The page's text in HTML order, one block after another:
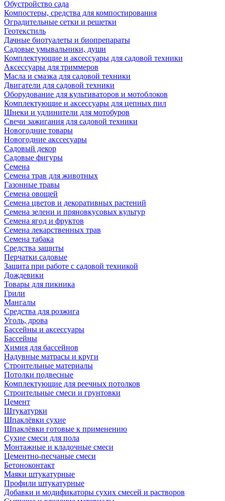
Обустройство сада
Компостеры, средства для компостирования
Оградительные сетки и решетки
Геотекстиль
Дачные биотуалеты и биопрепараты
Садовые умывальники, души
Комплектующие и аксессуары для садовой техники
Аксессуары для триммеров
Масла и смазка для садовой техники
Двигатели для садовой техники
Оборудование для культиваторов и мотоблоков
Комплектующие и аксессуары для цепных пил
Шнеки и удлинители для мотобуров
Свечи зажигания для садовой техники
Новогодние товары
Новогодние акссесуары
Садовый декор
Садовые фигуры
Семена
Семена трав для животных
Газонные травы
Семена овощей
Семена цветов и декоративных растений
Семена зелени и пряновкусовых культур
Семена ягод и фруктов
Семена лекарственных трав
Семена табака
Средства защиты
Перчатки садовые
Защита при работе с садовой техникой
Дождевики
Товары для пикника
Грили
Мангалы
Средства для розжига
Уголь, дрова
Бассейны и аксессуары
Бассейны
Химия для бассейнов
Надувные матрасы и круги
Строительные материалы
Потолки подвесные
Комплектующие для реечных потолков
Строительные смеси и грунтовки
Цемент
Штукатурки
Шпаклёвки сухие
Шпаклёвки готовые к применению
Сухие смеси для пола
Монтажные и кладочные смеси
Цементно-песчаные смеси
Бетоноконтакт
Маяки штукатурные
Профили штукатурные
Добавки и модификаторы сухих смесей и растворов